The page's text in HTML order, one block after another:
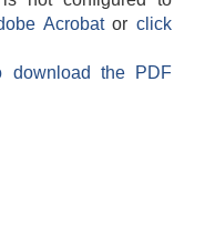
Acrobatorclick
download the PDF